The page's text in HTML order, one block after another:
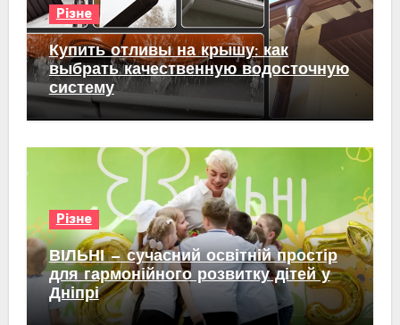
Різне
Купить отливы на крышу: как
выбрать качественную водосточную
систему
Різне
ВІЛЬНІ — сучасний освітній простір
для гармонійного розвитку дітей у
Дніпрі